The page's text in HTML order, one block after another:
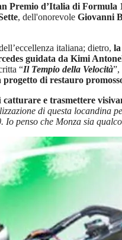
Premio d’Italia di Formula
, dell'onorevole Giovanni
italiana; dietro,
guidata da Kimi
“Il Tempio della Velocità”,
progetto di restauro
catturare e trasmettere
di questa locandina
penso che Monza sia